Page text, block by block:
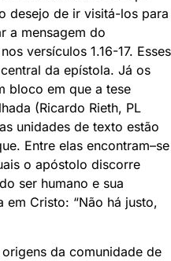
desejo de ir visitá-los para
a mensagem do
versículos 1.16-17. Esses
da epístola. Já os
bloco em que a tese
(Ricardo Rieth, PL
unidades de texto estão
Entre elas encontram–se
o apóstolo discorre
ser humano e sua
em Cristo: “Não há justo,
da comunidade de